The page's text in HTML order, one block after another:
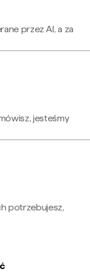
przez AI, a za
jesteśmy
potrzebujesz,